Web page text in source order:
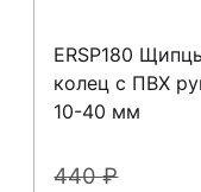
ERSP180
колец с ПВХ
10-40 мм
440₽